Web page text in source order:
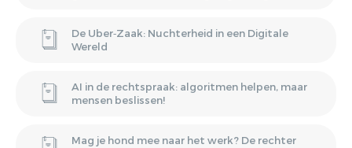
De Uber‑Zaak: Nuchterheid in een Digitale
Wereld
AI in de rechtspraak: algoritmen helpen, maar
mensen beslissen!
Mag je hond mee naar het werk? De rechter